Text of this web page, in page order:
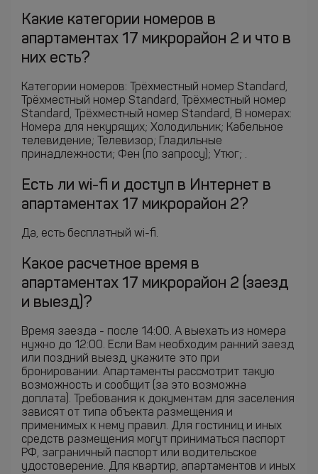
Какие категории номеров в
апартаментах 17 микрорайон 2 и что в
них есть?
Категории номеров: Трёхместный номер Standard,
Трёхместный номер Standard, Трёхместный номер
Standard, Трёхместный номер Standard, В номерах:
Номера для некурящих; Холодильник; Кабельное
телевидение; Телевизор; Гладильные
принадлежности; Фен (по запросу); Утюг; .
Есть ли wi-fi и доступ в Интернет в
апартаментах 17 микрорайон 2?
Да, есть бесплатный wi-fi.
Какое расчетное время в
апартаментах 17 микрорайон 2 (заезд
и выезд)?
Время заезда - после 14:00. А выехать из номера
нужно до 12:00. Если Вам необходим ранний заезд
или поздний выезд, укажите это при
бронировании. Апартаменты рассмотрит такую
возможность и сообщит (за это возможна
доплата). Требования к документам для заселения
зависят от типа объекта размещения и
применимых к нему правил. Для гостиниц и иных
средств размещения могут приниматься паспорт
РФ, заграничный паспорт или водительское
удостоверение. Для квартир, апартаментов и иных